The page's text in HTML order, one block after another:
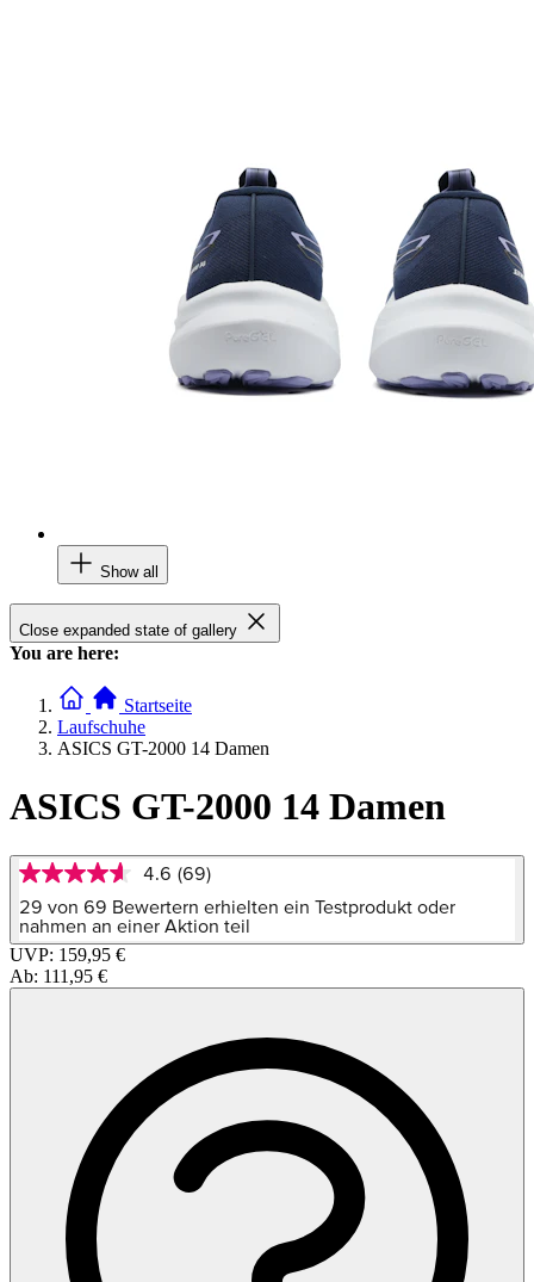
Show all
Close expanded state of gallery
You are here:
Startseite
Laufschuhe
ASICS GT-2000 14 Damen
ASICS GT-2000 14 Damen
4.6
von
5
Sternen,
Durchschnittswert
der
Bewertung.
4.6 (69)
29 von 69 Bewertern erhielten ein Testprodukt oder
nahmen an einer Aktion teil
UVP: 159,95 €
Ab: 111,95 €